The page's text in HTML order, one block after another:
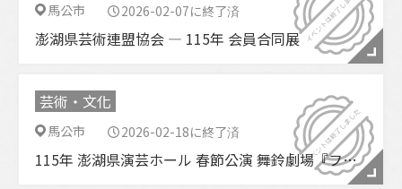
馬公市 2026-02-07に終了済
澎湖県芸術連盟協会 ― 115年 会員合同展
芸術・文化
馬公市 2026-02-18に終了済
115年 澎湖県演芸ホール 春節公演 舞鈴劇場『ファンタジー・ジャーニー』